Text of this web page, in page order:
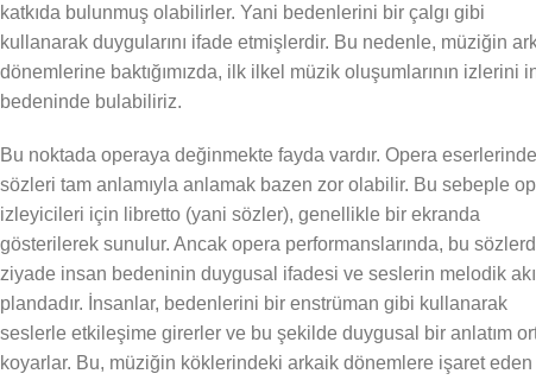
katkıda bulunmuş olabilirler. Yani bedenlerini bir çalgı gibi
kullanarak duygularını ifade etmişlerdir. Bu nedenle, müziğin
dönemlerine baktığımızda, ilk ilkel müzik oluşumlarının izlerini
bedeninde bulabiliriz.
Bu noktada operaya değinmekte fayda vardır. Opera
sözleri tam anlamıyla anlamak bazen zor olabilir. Bu sebeple
izleyicileri için libretto (yani sözler), genellikle bir ekranda
gösterilerek sunulur. Ancak opera performanslarında, bu
ziyade insan bedeninin duygusal ifadesi ve seslerin melodik
plandadır. İnsanlar, bedenlerini bir enstrüman gibi kullanarak
seslerle etkileşime girerler ve bu şekilde duygusal bir anlatım
koyarlar. Bu, müziğin köklerindeki arkaik dönemlere işaret eden